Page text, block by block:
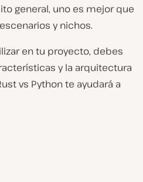
general, uno es mejor que
y nichos.
en tu proyecto, debes
y la arquitectura
vs Python te ayudará a